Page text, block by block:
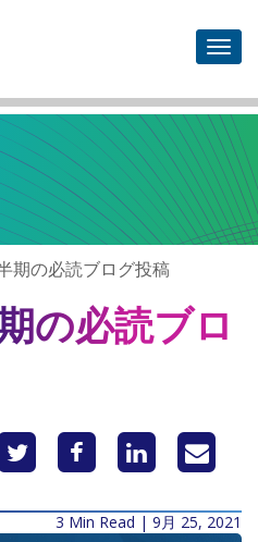
期の必読ブログ投稿
の必読ブロ
3 Min Read | 9月 25, 2021